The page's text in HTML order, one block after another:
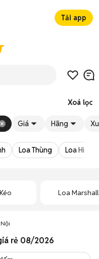
Tải app
Xoá lọc
Giá Hãng
Loa Thùng Loa Hi-Fi,
Loa Marshall
rẻ 08/2026